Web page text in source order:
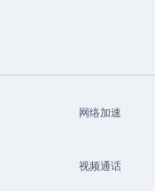
网络加速
视频通话